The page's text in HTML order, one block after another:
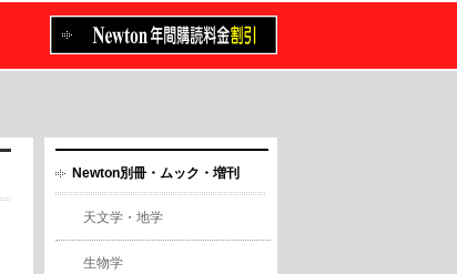
Newton別冊・ムック・増刊
天文学・地学
生物学